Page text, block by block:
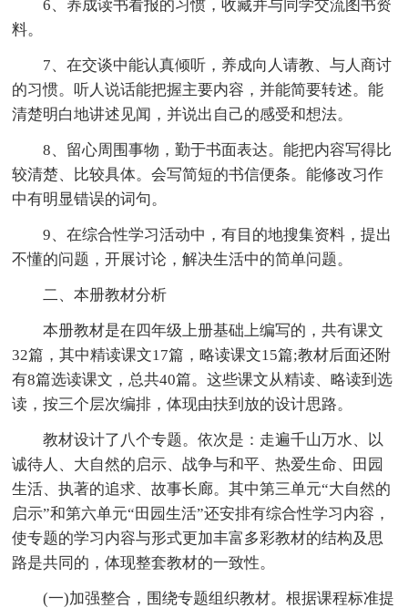
6、养成读书看报的习惯，收藏并与同学交流图书资
料。
7、在交谈中能认真倾听，养成向人请教、与人商讨
的习惯。听人说话能把握主要内容，并能简要转述。能
清楚明白地讲述见闻，并说出自己的感受和想法。
8、留心周围事物，勤于书面表达。能把内容写得比
较清楚、比较具体。会写简短的书信便条。能修改习作
中有明显错误的词句。
9、在综合性学习活动中，有目的地搜集资料，提出
不懂的问题，开展讨论，解决生活中的简单问题。
二、本册教材分析
本册教材是在四年级上册基础上编写的，共有课文
32篇，其中精读课文17篇，略读课文15篇;教材后面还附
有8篇选读课文，总共40篇。这些课文从精读、略读到选
读，按三个层次编排，体现由扶到放的设计思路。
教材设计了八个专题。依次是：走遍千山万水、以
诚待人、大自然的启示、战争与和平、热爱生命、田园
生活、执著的追求、故事长廊。其中第三单元“大自然的
启示”和第六单元“田园生活”还安排有综合性学习内容，
使专题的学习内容与形式更加丰富多彩教材的结构及思
路是共同的，体现整套教材的一致性。
(一)加强整合，围绕专题组织教材。根据课程标准提